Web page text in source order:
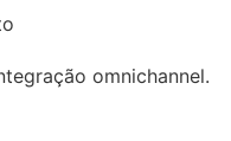
omnichannel.